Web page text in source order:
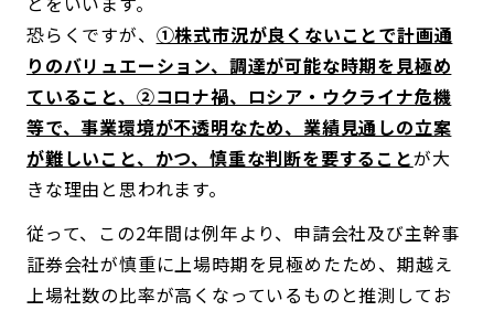
恐らくですが、 ①株式市況が良くないことで計画通
りのバリュエーション、調達が可能な時期を見極め
ていること、②コロナ禍、ロシア・ウクライナ危機
等で、事業環境が不透明なため、業績見通しの立案
が難しいこと、かつ、慎重な判断を要することが大
きな理由と思われます。
従って、この2年間は例年より、申請会社及び主幹事
証券会社が慎重に上場時期を見極めたため、期越え
上場社数の比率が高くなっているものと推測してお